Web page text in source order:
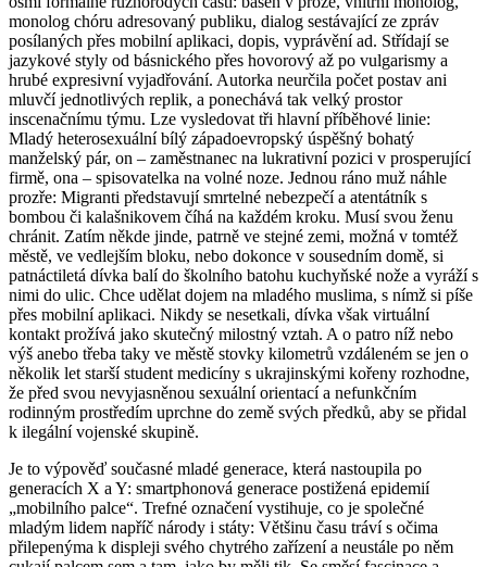
monolog chóru adresovaný publiku, dialog sestávající ze zpráv
posílaných přes mobilní aplikaci, dopis, vyprávění ad. Střídají se
jazykové styly od básnického přes hovorový až po vulgarismy a
hrubé expresivní vyjadřování. Autorka neurčila počet postav ani
mluvčí jednotlivých replik, a ponechává tak velký prostor
inscenačnímu týmu. Lze vysledovat tři hlavní příběhové linie:
Mladý heterosexuální bílý západoevropský úspěšný bohatý
manželský pár, on – zaměstnanec na lukrativní pozici v prosperující
firmě, ona – spisovatelka na volné noze. Jednou ráno muž náhle
prozře: Migranti představují smrtelné nebezpečí a atentátník s
bombou či kalašnikovem číhá na každém kroku. Musí svou ženu
chránit. Zatím někde jinde, patrně ve stejné zemi, možná v tomtéž
městě, ve vedlejším bloku, nebo dokonce v sousedním domě, si
patnáctiletá dívka balí do školního batohu kuchyňské nože a vyráží s
nimi do ulic. Chce udělat dojem na mladého muslima, s nímž si píše
přes mobilní aplikaci. Nikdy se nesetkali, dívka však virtuální
kontakt prožívá jako skutečný milostný vztah. A o patro níž nebo
výš anebo třeba taky ve městě stovky kilometrů vzdáleném se jen o
několik let starší student medicíny s ukrajinskými kořeny rozhodne,
že před svou nevyjasněnou sexuální orientací a nefunkčním
rodinným prostředím uprchne do země svých předků, aby se přidal
k ilegální vojenské skupině.
Je to výpověď současné mladé generace, která nastoupila po
generacích X a Y: smartphonová generace postižená epidemií
„mobilního palce“. Trefné označení vystihuje, co je společné
mladým lidem napříč národy i státy: Většinu času tráví s očima
přilepenýma k displeji svého chytrého zařízení a neustále po něm